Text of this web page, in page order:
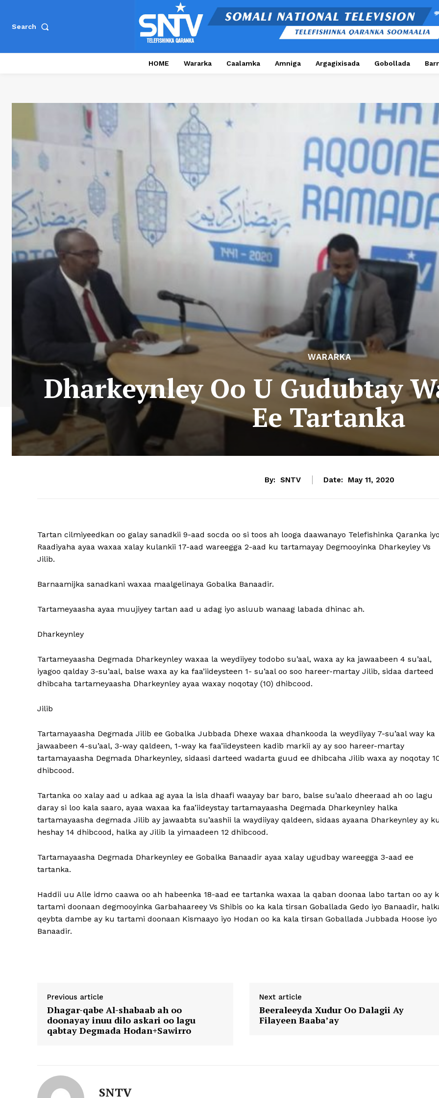
Search
HOME Wararka Caalamka Amniga Argagixisada Gobollada
WARARKA
Dharkeynley Oo U Gudubtay
Ee Tartanka
By: SNTV Date: May 11, 2020
Tartan cilmiyeedkan oo galay sanadkii 9-aad socda oo si toos ah looga daawanayo Telefishinka Qaranka
Raadiyaha ayaa waxaa xalay kulankii 17-aad wareegga 2-aad ku tartamayay Degmooyinka Dharkeyley Vs
Jilib.
Barnaamijka sanadkani waxaa maalgelinaya Gobalka Banaadir.
Tartameyaasha ayaa muujiyey tartan aad u adag iyo asluub wanaag labada dhinac ah.
Dharkeynley
Tartameyaasha Degmada Dharkeynley waxaa la weydiiyey todobo su’aal, waxa ay ka jawaabeen 4 su’aal,
iyagoo qalday 3-su’aal, balse waxa ay ka faa’iideysteen 1- su’aal oo soo hareer-martay Jilib, sidaa darteed
dhibcaha tartameyaasha Dharkeynley ayaa waxay noqotay (10) dhibcood.
Jilib
Tartamayaasha Degmada Jilib ee Gobalka Jubbada Dhexe waxaa dhankooda la weydiiyay 7-su’aal way ka
jawaabeen 4-su’aal, 3-way qaldeen, 1-way ka faa’iideysteen kadib markii ay ay soo hareer-martay
tartamayaasha Degmada Dharkeynley, sidaasi darteed wadarta guud ee dhibcaha Jilib waxa ay noqotay
dhibcood.
Tartanka oo xalay aad u adkaa ag ayaa la isla dhaafi waayay bar baro, balse su’aalo dheeraad ah oo lagu
daray si loo kala saaro, ayaa waxaa ka faa’iideystay tartamayaasha Degmada Dharkeynley halka
tartamayaasha degmada Jilib ay jawaabta su’aashii la waydiiyay qaldeen, sidaas ayaana Dharkeynley ay
heshay 14 dhibcood, halka ay Jilib la yimaadeen 12 dhibcood.
Tartamayaasha Degmada Dharkeynley ee Gobalka Banaadir ayaa xalay ugudbay wareegga 3-aad ee
tartanka.
Haddii uu Alle idmo caawa oo ah habeenka 18-aad ee tartanka waxaa la qaban doonaa labo tartan oo ay
tartami doonaan degmooyinka Garbahaareey Vs Shibis oo ka kala tirsan Goballada Gedo iyo Banaadir,
qeybta dambe ay ku tartami doonaan Kismaayo iyo Hodan oo ka kala tirsan Goballada Jubbada Hoose iyo
Banaadir.
Previous article
Dhagar-qabe Al-shabaab ah oo
doonayay inuu dilo askari oo lagu
qabtay Degmada Hodan+Sawirro
Next article
Beeraleeyda Xudur Oo Dalagii Ay
Filayeen Baaba’ay
SNTV